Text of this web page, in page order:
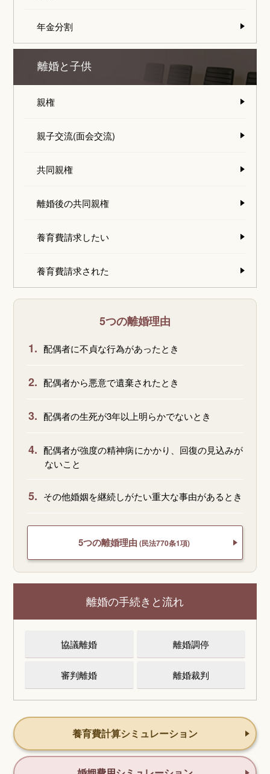
年金分割
離婚と子供
親権
親子交流(面会交流)
共同親権
離婚後の共同親権
養育費請求したい
養育費請求された
5つの離婚理由
1. 配偶者に不貞な行為があったとき
2. 配偶者から悪意で遺棄されたとき
3. 配偶者の生死が3年以上明らかでないとき
4. 配偶者が強度の精神病にかかり、回復の見込みが
ないこと
5. その他婚姻を継続しがたい重大な事由があるとき
5つの離婚理由 (民法770条1項)
離婚の手続きと流れ
協議離婚 離婚調停
審判離婚 離婚裁判
養育費計算シミュレーション